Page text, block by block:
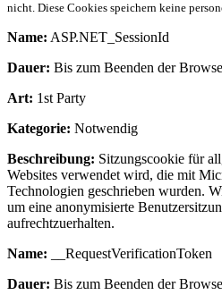
nicht. Diese Cookies speichern keine
Name: ASP.NET_SessionId
Dauer: Bis zum Beenden der
Art: 1st Party
Kategorie: Notwendig
Beschreibung: Sitzungscookie für
Websites verwendet wird, die mit
Technologien geschrieben wurden.
um eine anonymisierte
aufrechtzuerhalten.
Name: __RequestVerificationToken
Dauer: Bis zum Beenden der